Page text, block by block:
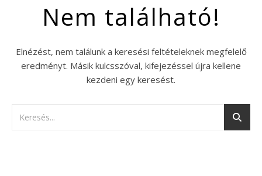
Nem található!
Elnézést, nem találunk a keresési feltételeknek megfelelő
eredményt. Másik kulcsszóval, kifejezéssel újra kellene
kezdeni egy keresést.